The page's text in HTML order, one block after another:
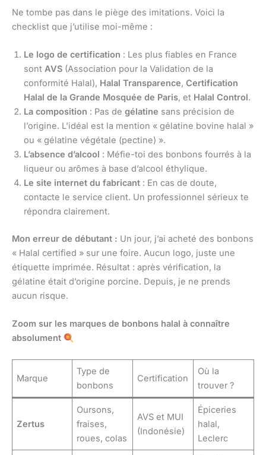
Ne tombe pas dans le piège des imitations. Voici la
checklist que j’utilise moi-même :
Le logo de certification : Les plus fiables en France
sont AVS (Association pour la Validation de la
conformité Halal), Halal Transparence, Certification
Halal de la Grande Mosquée de Paris, et Halal Control.
La composition : Pas de gélatine sans précision de
l’origine. L’idéal est la mention « gélatine bovine halal »
ou « gélatine végétale (pectine) ».
L’absence d’alcool : Méfie-toi des bonbons fourrés à la
liqueur ou arômes à base d’alcool éthylique.
Le site internet du fabricant : En cas de doute,
contacte le service client. Un professionnel sérieux te
répondra clairement.
Mon erreur de débutant : Un jour, j’ai acheté des bonbons
« Halal certified » sur une foire. Aucun logo, juste une
étiquette imprimée. Résultat : après vérification, la
gélatine était d’origine porcine. Depuis, je ne prends
aucun risque.
Zoom sur les marques de bonbons halal à connaître
absolument
Marque
Type de
bonbons
Certification
Où la
trouver ?
Zertus
Oursons,
fraises,
roues, colas
AVS et MUI
(Indonésie)
Épiceries
halal,
Leclerc